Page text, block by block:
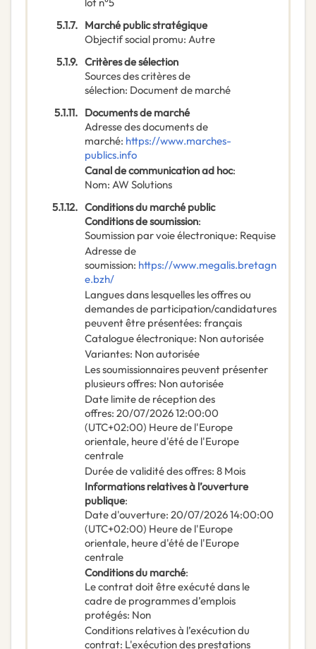
5.1.7. Marché public stratégique
Objectif social promu: Autre
5.1.9. Critères de sélection
Sources des critères de
sélection: Document de marché
5.1.11. Documents de marché
Adresse des documents de
marché: https://www.marches-
publics.info
Canal de communication ad hoc:
Nom: AW Solutions
5.1.12. Conditions du marché public
Conditions de soumission:
Soumission par voie électronique: Requise
Adresse de
soumission: https://www.megalis.bretagn
e.bzh/
Langues dans lesquelles les offres ou
demandes de participation/candidatures
peuvent être présentées: français
Catalogue électronique: Non autorisée
Variantes: Non autorisée
Les soumissionnaires peuvent présenter
plusieurs offres: Non autorisée
Date limite de réception des
offres: 20/07/202612:00:00
(UTC+02:00) Heure de l'Europe
orientale, heure d'été de l'Europe
centrale
Durée de validité des offres: 8 Mois
Informations relatives à l’ouverture
publique:
Date d'ouverture: 20/07/202614:00:00
(UTC+02:00) Heure de l'Europe
orientale, heure d'été de l'Europe
centrale
Conditions du marché:
Le contrat doit être exécuté dans le
cadre de programmes d’emplois
protégés: Non
Conditions relatives à l’exécution du
contrat: L'exécution des prestations